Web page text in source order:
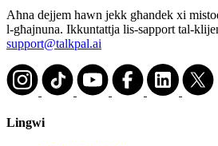
Aħna dejjem hawn jekk għandek xi
l-għajnuna. Ikkuntattja lis-sapport tal-
support@talkpal.ai
Lingwi